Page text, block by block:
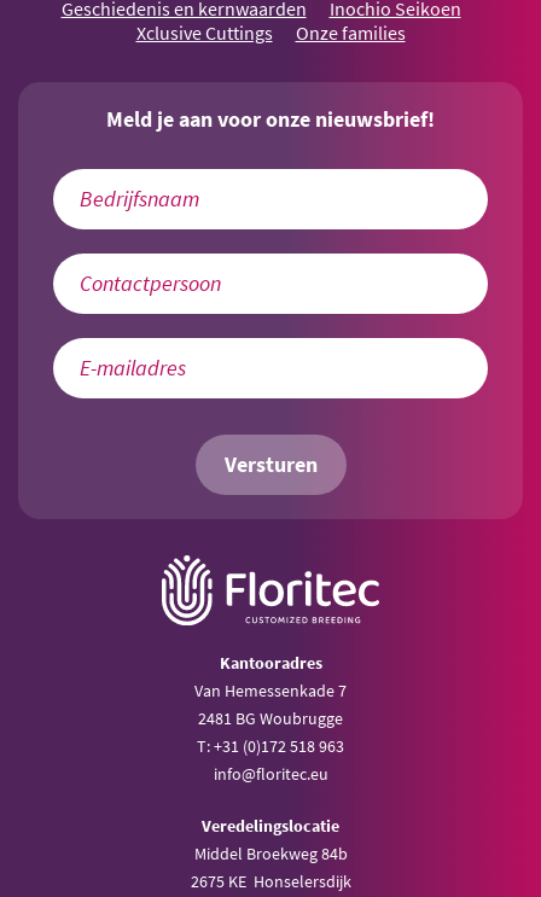
Geschiedenis en kernwaarden
Inochio Seikoen
Xclusive Cuttings
Onze families
Meld je aan voor onze nieuwsbrief!
Versturen
Kantooradres
Van Hemessenkade 7
2481 BG Woubrugge
T: +31 (0)172 518 963
info@floritec.eu
Veredelingslocatie
Middel Broekweg 84b
2675 KE Honselersdijk